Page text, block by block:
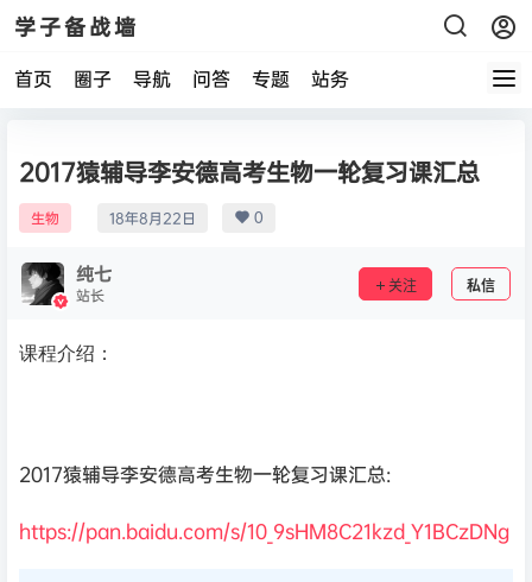
学子备战墙
首页 圈子 导航 问答 专题 站务
2017猿辅导李安德高考生物一轮复习课汇总
生物 18年8月22日 0
纯七
站长 关注 私信
课程介绍：
2017猿辅导李安德高考生物一轮复习课汇总:
https://pan.baidu.com/s/10_9sHM8C21kzd_Y1BCzDNg